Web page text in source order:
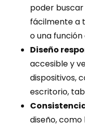
poder
fácilmente a
o una función
Diseño
accesible y
dispositivos,
escritorio,
diseño,